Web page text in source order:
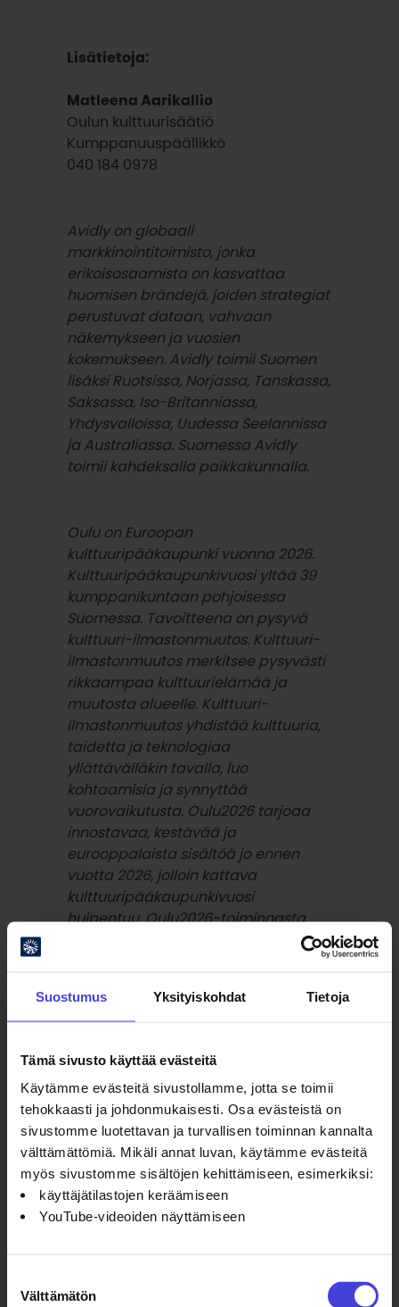
Suostumus Yksityiskohdat Tietoja
Tämä sivusto käyttää evästeitä
Käytämme evästeitä sivustollamme, jotta se toimii
tehokkaasti ja johdonmukaisesti. Osa evästeistä on
sivustomme luotettavan ja turvallisen toiminnan kannalta
välttämättömiä. Mikäli annat luvan, käytämme evästeitä
myös sivustomme sisältöjen kehittämiseen, esimerkiksi:
käyttäjätilastojen keräämiseen
YouTube-videoiden näyttämiseen
valinta
Välttämätön
Lisätietoja:
Matleena Aarikallio
Oulun kulttuurisäätiö
Kumppanuuspäällikkö
040 184 0978
Avidly on globaali
markkinointitoimisto, jonka
erikoisosaamista on kasvattaa
huomisen brändejä, joiden strategiat
perustuvat dataan, vahvaan
näkemykseen ja vuosien
kokemukseen. Avidly toimii Suomen
lisäksi Ruotsissa, Norjassa, Tanskassa,
Saksassa, Iso-Britanniassa,
Yhdysvalloissa, Uudessa Seelannissa
ja Australiassa. Suomessa Avidly
toimii kahdeksalla paikkakunnalla.
Oulu on Euroopan
kulttuuripääkaupunki vuonna 2026.
Kulttuuripääkaupunkivuosi yltää 39
kumppanikuntaan pohjoisessa
Suomessa. Tavoitteena on pysyvä
kulttuuri-ilmastonmuutos. Kulttuuri-
ilmastonmuutos merkitsee pysyvästi
rikkaampaa kulttuurielämää ja
muutosta alueelle. Kulttuuri-
ilmastonmuutos yhdistää kulttuuria,
taidetta ja teknologiaa
yllättävälläkin tavalla, luo
kohtaamisia ja synnyttää
vuorovaikutusta. Oulu2026 tarjoaa
innostavaa, kestävää ja
eurooppalaista sisältöä jo ennen
vuotta 2026, jolloin kattava
kulttuuripääkaupunkivuosi
huipentuu. Oulu2026-toiminnasta
Lue myös
Elokuu sykkii festivaaleja,